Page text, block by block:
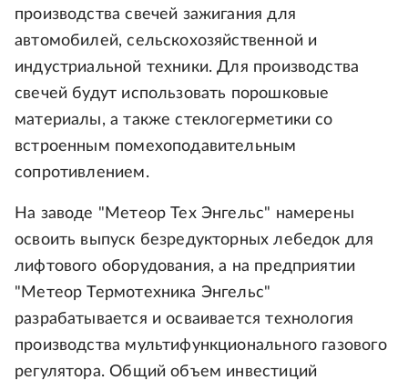
производства свечей зажигания для
автомобилей, сельскохозяйственной и
индустриальной техники. Для производства
свечей будут использовать порошковые
материалы, а также стеклогерметики со
встроенным помехоподавительным
сопротивлением.
На заводе "Метеор Тех Энгельс" намерены
освоить выпуск безредукторных лебедок для
лифтового оборудования, а на предприятии
"Метеор Термотехника Энгельс"
разрабатывается и осваивается технология
производства мультифункционального газового
регулятора. Общий объем инвестиций